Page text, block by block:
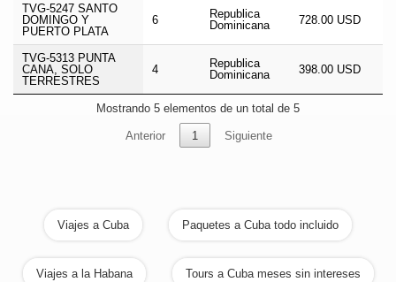
TVG-5247 SANTO
DOMINGO Y
PUERTO PLATA
6
Republica
Dominicana
728.00 USD
TVG-5313 PUNTA
CANA, SOLO
TERRESTRES
4
Republica
Dominicana
398.00 USD
Mostrando 5 elementos de un total de 5
Anterior 1 Siguiente
Viajes a Cuba Paquetes a Cuba todo incluido
Viajes a la Habana Tours a Cuba meses sin intereses